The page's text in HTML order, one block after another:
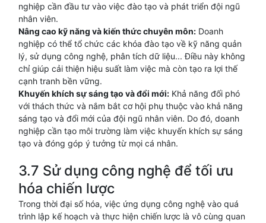
nghiệp cần đầu tư vào việc đào tạo và phát triển đội ngũ
nhân viên.
Nâng cao kỹ năng và kiến thức chuyên môn: Doanh
nghiệp có thể tổ chức các khóa đào tạo về kỹ năng quản
lý, sử dụng công nghệ, phân tích dữ liệu... Điều này không
chỉ giúp cải thiện hiệu suất làm việc mà còn tạo ra lợi thế
cạnh tranh bền vững.
Khuyến khích sự sáng tạo và đổi mới: Khả năng đối phó
với thách thức và nắm bắt cơ hội phụ thuộc vào khả năng
sáng tạo và đổi mới của đội ngũ nhân viên. Do đó, doanh
nghiệp cần tạo môi trường làm việc khuyến khích sự sáng
tạo và đóng góp ý tưởng từ mọi cá nhân.
3.7 Sử dụng công nghệ để tối ưu
hóa chiến lược
Trong thời đại số hóa, việc ứng dụng công nghệ vào quá
trình lập kế hoạch và thực hiện chiến lược là vô cùng quan